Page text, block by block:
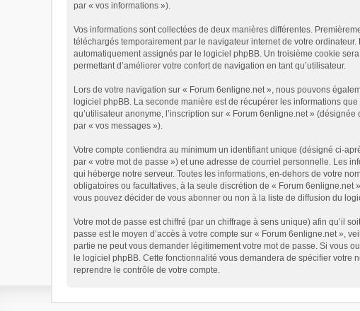
par « vos informations »).
Vos informations sont collectées de deux manières différentes.
téléchargés temporairement par le navigateur internet de votre
automatiquement assignés par le logiciel phpBB. Un troisième cookie
permettant d’améliorer votre confort de navigation en tant qu’utilisateur.
Lors de votre navigation sur « Forum 6enligne.net », nous pouvons
logiciel phpBB. La seconde manière est de récupérer les informations
qu’utilisateur anonyme, l’inscription sur « Forum 6enligne.net »
par « vos messages »).
Votre compte contiendra au minimum un identifiant unique (désigné ci-
par « votre mot de passe ») et une adresse de courriel personnelle. Les
qui héberge notre serveur. Toutes les informations, en-dehors de votre
obligatoires ou facultatives, à la seule discrétion de « Forum
vous pouvez décider de vous abonner ou non à la liste de diffusion du
Votre mot de passe est chiffré (par un chiffrage à sens unique) afin qu’il
passe est le moyen d’accès à votre compte sur « Forum 6enligne.net »,
partie ne peut vous demander légitimement votre mot de passe. Si vous
le logiciel phpBB. Cette fonctionnalité vous demandera de spécifier
reprendre le contrôle de votre compte.